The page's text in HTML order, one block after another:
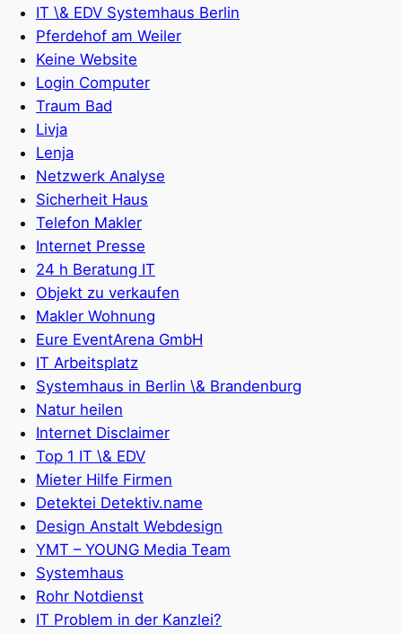
IT \& EDV Systemhaus Berlin
Pferdehof am Weiler
Keine Website
Login Computer
Traum Bad
Livja
Lenja
Netzwerk Analyse
Sicherheit Haus
Telefon Makler
Internet Presse
24 h Beratung IT
Objekt zu verkaufen
Makler Wohnung
Eure EventArena GmbH
IT Arbeitsplatz
Systemhaus in Berlin \& Brandenburg
Natur heilen
Internet Disclaimer
Top 1 IT \& EDV
Mieter Hilfe Firmen
Detektei Detektiv.name
Design Anstalt Webdesign
YMT – YOUNG Media Team
Systemhaus
Rohr Notdienst
IT Problem in der Kanzlei?